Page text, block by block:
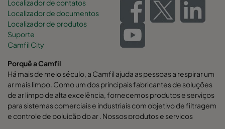
Localizador de contatos
Localizador de documentos
Localizador de produtos
Suporte
Camfil City
Porquê a Camfil
Há mais de meio século, a Camfil ajuda as pessoas a respirar um
ar mais limpo. Como um dos principais fabricantes de soluções
de ar limpo de alta excelência, fornecemos produtos e serviços
para sistemas comerciais e industriais com objetivo de filtragem
e controle de poluição do ar . Nossos produtos e serviços